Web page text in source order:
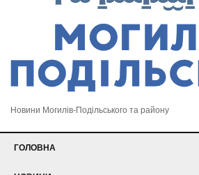
Новини Могилів-Подільського та району
ГОЛОВНА